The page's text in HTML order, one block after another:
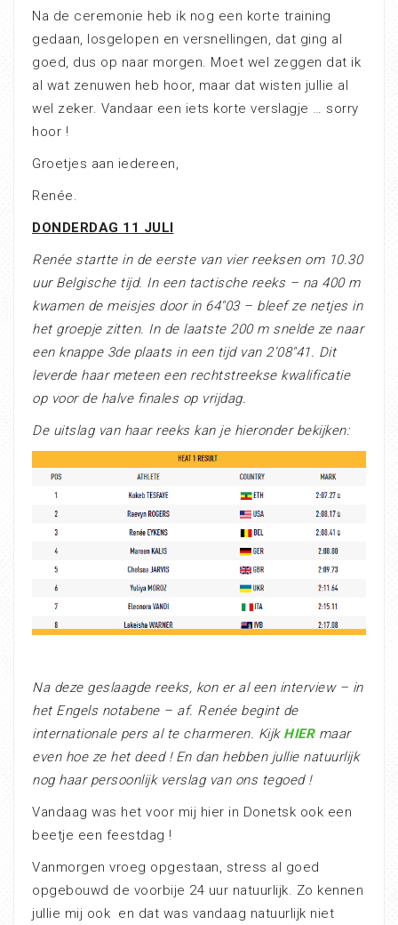
Na de ceremonie heb ik nog een korte training
gedaan, losgelopen en versnellingen, dat ging al
goed, dus op naar morgen. Moet wel zeggen dat ik
al wat zenuwen heb hoor, maar dat wisten jullie al
wel zeker. Vandaar een iets korte verslagje … sorry
hoor !
Groetjes aan iedereen,
Renée.
DONDERDAG 11 JULI
Renée startte in de eerste van vier reeksen om 10.30
uur Belgische tijd. In een tactische reeks – na 400 m
kwamen de meisjes door in 64″03 – bleef ze netjes in
het groepje zitten. In de laatste 200 m snelde ze naar
een knappe 3de plaats in een tijd van 2’08″41. Dit
leverde haar meteen een rechtstreekse kwalificatie
op voor de halve finales op vrijdag.
De uitslag van haar reeks kan je hieronder bekijken:
Na deze geslaagde reeks, kon er al een interview – in
het Engels notabene – af. Renée begint de
internationale pers al te charmeren. Kijk HIERmaar
even hoe ze het deed ! En dan hebben jullie natuurlijk
nog haar persoonlijk verslag van ons tegoed !
Vandaag was het voor mij hier in Donetsk ook een
beetje een feestdag !
Vanmorgen vroeg opgestaan, stress al goed
opgebouwd de voorbije 24 uur natuurlijk. Zo kennen
jullie mij ook en dat was vandaag natuurlijk niet